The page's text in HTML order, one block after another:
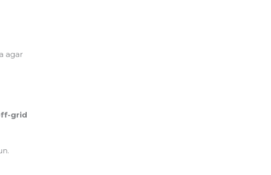
agar
grid